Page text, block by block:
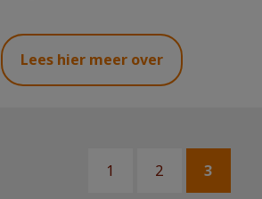
Lees hier meer over
1 2 3